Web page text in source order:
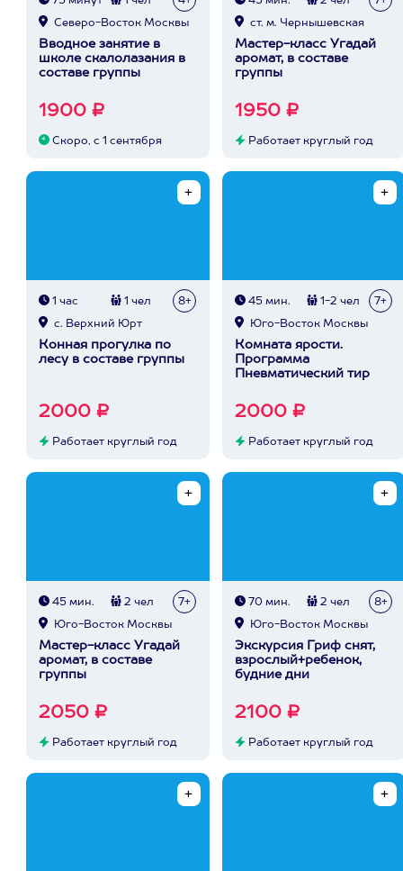
Северо-Восток Москвы
Вводное занятие в
школе скалолазания в
составе группы
1900 ₽
Скоро, с 1 сентября
ст. м. Чернышевская
Мастер-класс Угадай
аромат, в составе
группы
1950 ₽
Работает круглый год
1 час 1 чел 8+
с. Верхний Юрт
Конная прогулка по
лесу в составе группы
2000 ₽
Работает круглый год
45 мин. 1-2 чел 7+
Юго-Восток Москвы
Комната ярости.
Программа
Пневматический тир
2000 ₽
Работает круглый год
45 мин. 2 чел 7+
Юго-Восток Москвы
Мастер-класс Угадай
аромат, в составе
группы
2050 ₽
Работает круглый год
70 мин. 2 чел 8+
Юго-Восток Москвы
Экскурсия Гриф снят,
взрослый+ребенок,
будние дни
2100 ₽
Работает круглый год